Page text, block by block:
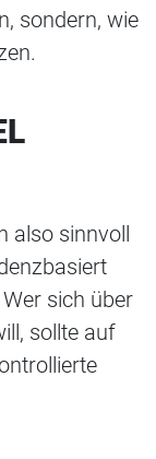
sondern, wie
also sinnvoll
sich über
sollte auf